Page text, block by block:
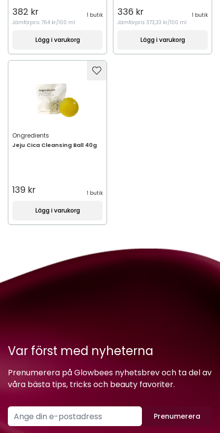
382 kr
1 butik
Jämförpris 764 kr/100 ml
Lägg i varukorg
336 kr
1 butik
Jämförpris 373,33 kr/100 ml
Lägg i varukorg
Ongredients
Jeju Cica Cleansing Ball 40g
139 kr 1 butik
Lägg i varukorg
Var först med nyheterna
Prenumerera på Glowbees nyhetsbrev och ta del av
våra bästa tips, tricks och beauty favoriter.
Prenumerera